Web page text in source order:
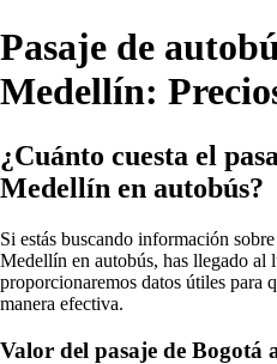
Pasaje de
Medellín:
¿Cuánto cuesta el
Medellín en autobús?
Si estás buscando información
Medellín en autobús, has llegado al
proporcionaremos datos útiles para
manera efectiva.
Valor del pasaje de Bogotá